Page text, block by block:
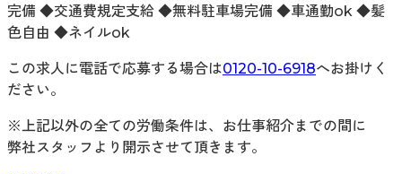
完備 ◆交通費規定支給 ◆無料駐車場完備 ◆車通勤ok ◆髪
色自由 ◆ネイルok
この求人に電話で応募する場合は0120-10-6918へお掛けく
ださい。
※上記以外の全ての労働条件は、お仕事紹介までの間に
弊社スタッフより開示させて頂きます。